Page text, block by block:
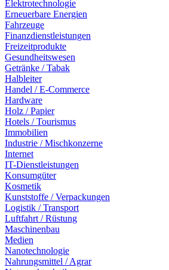
Elektrotechnologie
Erneuerbare Energien
Fahrzeuge
Finanzdienstleistungen
Freizeitprodukte
Gesundheitswesen
Getränke / Tabak
Halbleiter
Handel / E-Commerce
Hardware
Holz / Papier
Hotels / Tourismus
Immobilien
Industrie / Mischkonzerne
Internet
IT-Dienstleistungen
Konsumgüter
Kosmetik
Kunststoffe / Verpackungen
Logistik / Transport
Luftfahrt / Rüstung
Maschinenbau
Medien
Nanotechnologie
Nahrungsmittel / Agrar